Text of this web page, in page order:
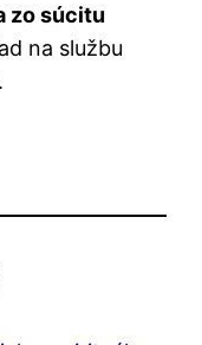
zo súcitu
na službu